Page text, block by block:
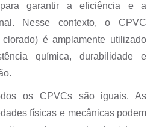
garantir a eficiência e a
Nesse contexto, o CPVC
é amplamente utilizado
química, durabilidade e
os CPVCs são iguais. As
físicas e mecânicas podem